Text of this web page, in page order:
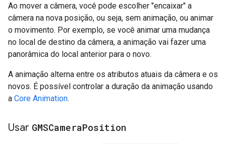
Ao mover a câmera, você pode escolher "encaixar" a
câmera na nova posição, ou seja, sem animação, ou animar
o movimento. Por exemplo, se você animar uma mudança
no local de destino da câmera, a animação vai fazer uma
panorâmica do local anterior para o novo.
A animação alterna entre os atributos atuais da câmera e os
novos. É possível controlar a duração da animação usando
a Core Animation.
Usar GMSCameraPosition